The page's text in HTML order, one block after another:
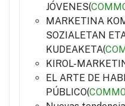
JÓVENES(
MARKETINA
SOZIALETAN
KUDEAKETA(
KIROL-
EL ARTE DE
PÚBLICO(